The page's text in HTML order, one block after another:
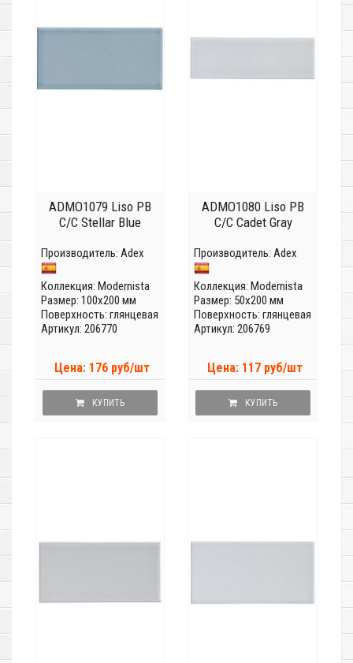
ADMO1079 Liso PB
C/C Stellar Blue
Производитель: Adex
Коллекция: Modernista
Размер: 100x200 мм
Поверхность: глянцевая
Артикул: 206770
Цена: 176 руб/шт
КУПИТЬ
ADMO1080 Liso PB
C/C Cadet Gray
Производитель: Adex
Коллекция: Modernista
Размер: 50x200 мм
Поверхность: глянцевая
Артикул: 206769
Цена: 117 руб/шт
КУПИТЬ